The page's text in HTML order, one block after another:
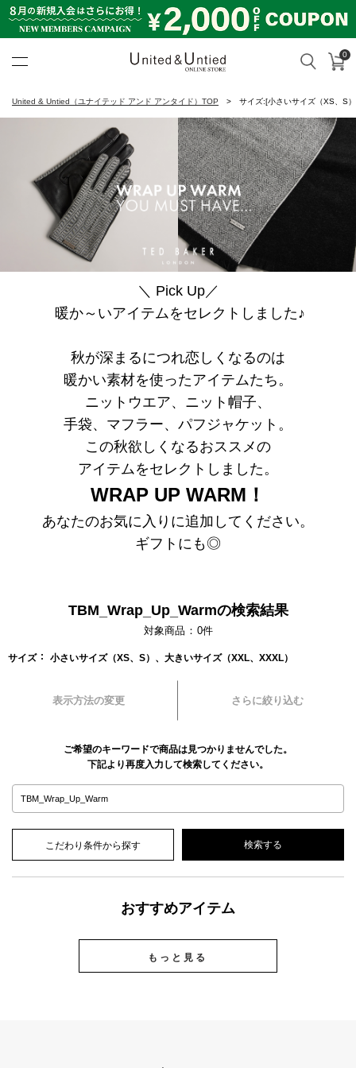
検索 カ
0
United & Untied（ユナイテッド アンド アンタイド）TOP サイズ:[小さいサイズ（XS、S
＼ Pick Up／
暖か～いアイテムをセレクトしました♪
秋が深まるにつれ恋しくなるのは
暖かい素材を使ったアイテムたち。
ニットウエア、ニット帽子、
手袋、マフラー、パフジャケット。
この秋欲しくなるおススメの
アイテムをセレクトしました。
WRAP UP WARM！
あなたのお気に入りに追加してください。
ギフトにも◎
TBM_Wrap_Up_Warmの検索結果
対象商品 0件
サイズ 小さいサイズ（XS、S）、大きいサイズ（XXL、XXXL）
表示方法の変更 さらに絞り込む
ご希望のキーワードで商品は見つかりませんでした。
下記より再度入力して検索してください。
こだわり条件から探す
おすすめアイテム
もっと見る